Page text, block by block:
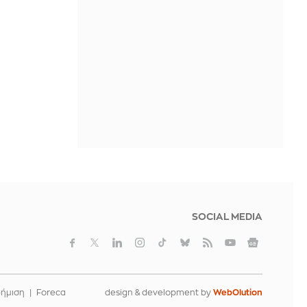
SOCIAL MEDIA
Foreca design & development by WebOlution